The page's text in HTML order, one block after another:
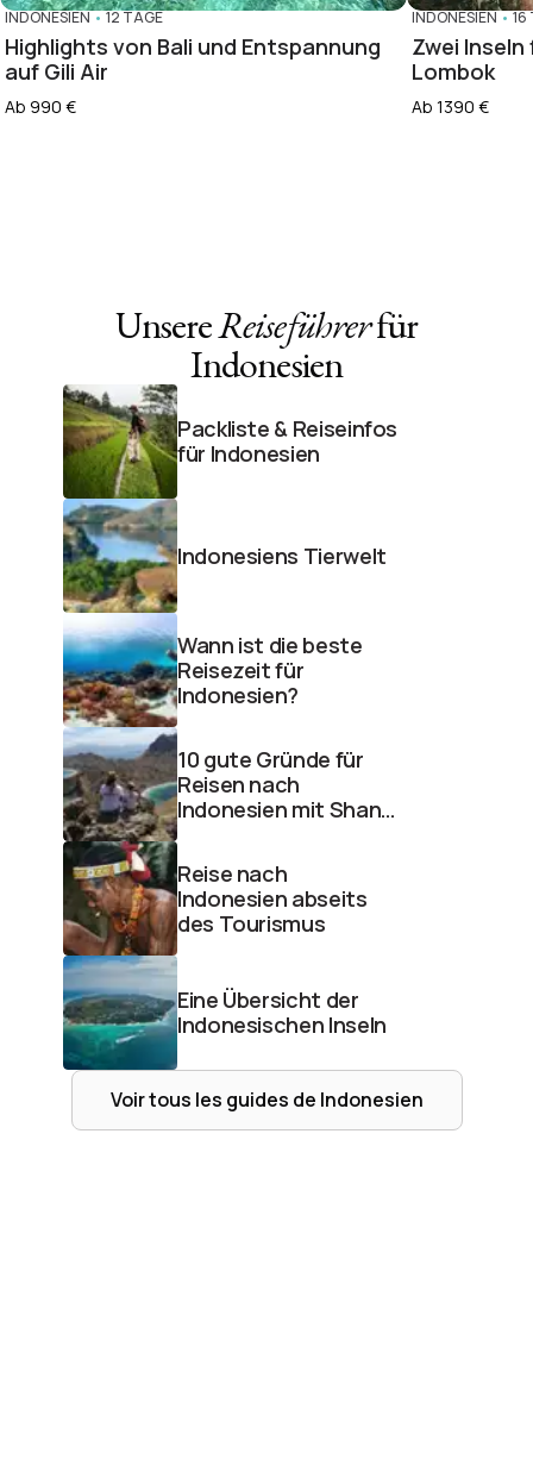
INDONESIEN • 12 TAGE
Highlights von Bali und Entspannung
auf Gili Air
Ab 990 €
INDONESIEN • 16
Zwei Inseln
Lombok
Ab 1390 €
UnsereReiseführerfür
Indonesien
Packliste & Reiseinfos
für Indonesien
Indonesiens Tierwelt
Wann ist die beste
Reisezeit für
Indonesien?
10 gute Gründe für
Reisen nach
Indonesien mit Shanti
Reise nach
Indonesien abseits
des Tourismus
Eine Übersicht der
Indonesischen Inseln
Voir tous les guides de Indonesien